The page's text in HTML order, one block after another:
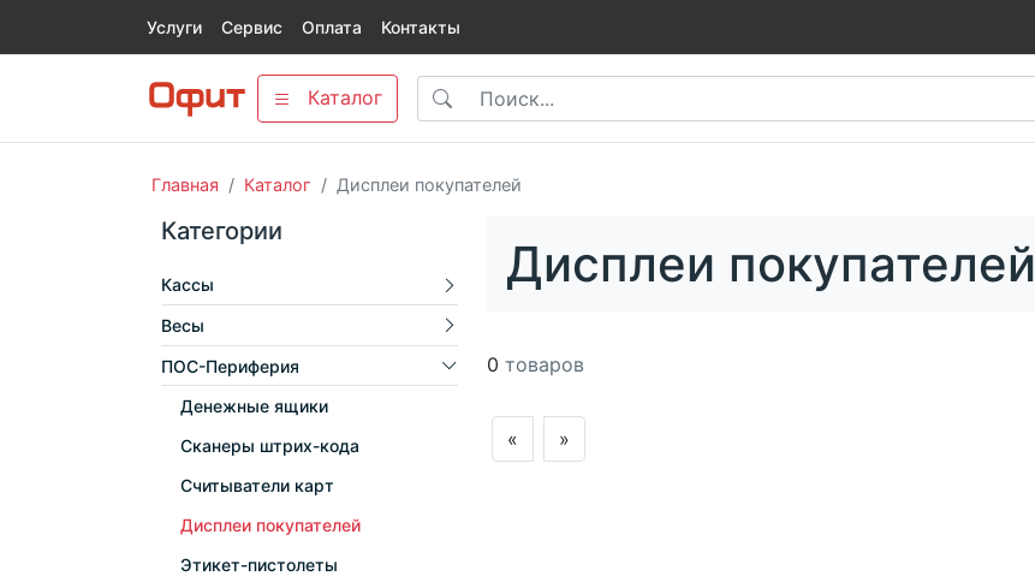
Услуги Сервис Оплата Контакты
Каталог
Главная Каталог Дисплеи покупателей
Категории
Кассы
Весы
ПОС-Периферия
Денежные ящики
Сканеры штрих-кода
Считыватели карт
Дисплеи покупателей
Этикет-пистолеты
Дисплеи покупателей
0 товаров
« »